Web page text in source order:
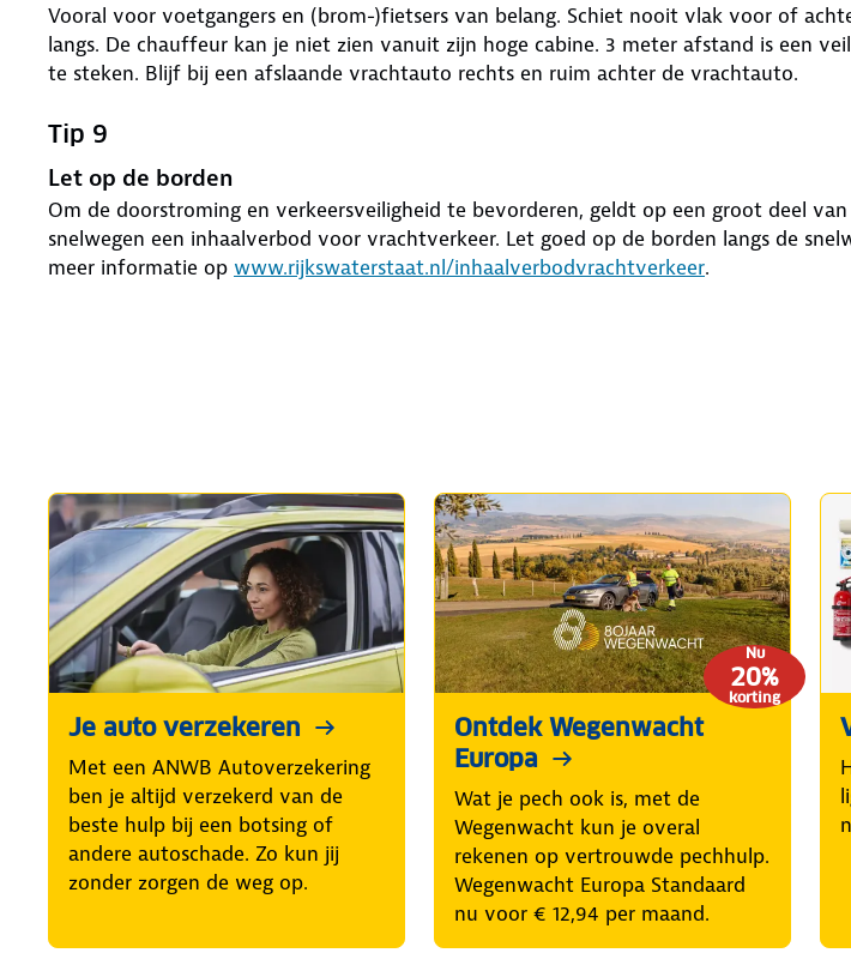
Vooral voor voetgangers en (brom-)fietsers van belang. Schiet nooit vlak voor of
langs. De chauffeur kan je niet zien vanuit zijn hoge cabine. 3 meter afstand is een
te steken. Blijf bij een afslaande vrachtauto rechts en ruim achter de vrachtauto.
Tip 9
Let op de borden
Om de doorstroming en verkeersveiligheid te bevorderen, geldt op een groot deel van
snelwegen een inhaalverbod voor vrachtverkeer. Let goed op de borden langs de
meer informatie op www.rijkswaterstaat.nl/inhaalverbodvrachtverkeer.
Je auto verzekeren
Met een ANWB Autoverzekering
ben je altijd verzekerd van de
beste hulp bij een botsing of
andere autoschade. Zo kun jij
zonder zorgen de weg op.
Nu
20%
korting
Ontdek Wegenwacht
Europa
Wat je pech ook is, met de
Wegenwacht kun je overal
rekenen op vertrouwde pechhulp.
Wegenwacht Europa Standaard
nu voor € 12,94 per maand.